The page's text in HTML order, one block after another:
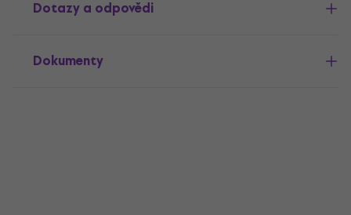
Dotazy a odpovědi
Dokumenty